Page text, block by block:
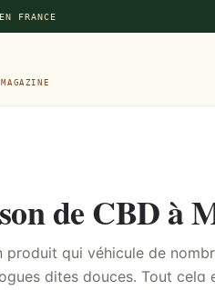
FRANCE
de CBD à
produit qui véhicule de
dites douces. Tout cela